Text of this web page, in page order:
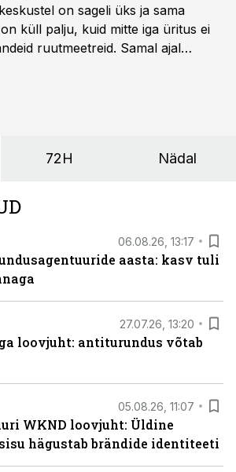
on sageli üks ja sama
küll palju, kuid mitte iga üritus ei
ruutmeetreid. Samal ajal
vastanud uuendusega, mis pakub
72H Nädal
06.08.26, 13:17
aasta: kasv tuli
27.07.26, 13:20
loovjuht: antiturundus võtab
05.08.26, 11:07
WKND loovjuht: Üldine
hägustab brändide identiteeti